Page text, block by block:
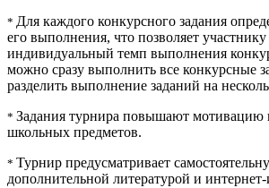
* Для каждого конкурсного задания
его выполнения, что позволяет
индивидуальный темп выполнения
можно сразу выполнить все конкурсные
разделить выполнение заданий на
* Задания турнира повышают мотивацию
школьных предметов.
* Турнир предусматривает
дополнительной литературой и